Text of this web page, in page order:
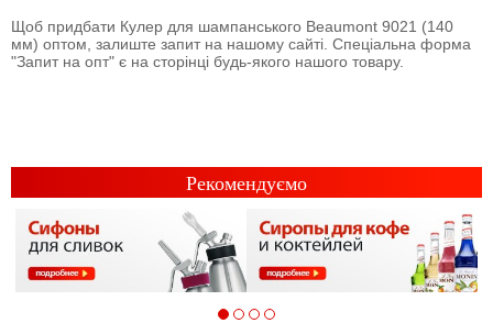
Щоб придбати Кулер для шампанського Beaumont 9021 (140
мм) оптом, залиште запит на нашому сайті. Спеціальна форма
"Запит на опт" є на сторінці будь-якого нашого товару.
Рекомендуємо